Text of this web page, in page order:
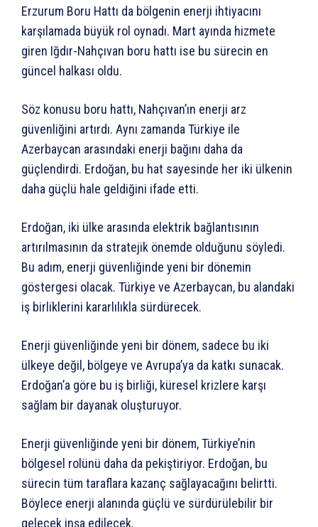
Erzurum Boru Hattı da bölgenin enerji ihtiyacını
karşılamada büyük rol oynadı. Mart ayında hizmete
giren Iğdır-Nahçıvan boru hattı ise bu sürecin en
güncel halkası oldu.
Söz konusu boru hattı, Nahçıvan’ın enerji arz
güvenliğini artırdı. Aynı zamanda Türkiye ile
Azerbaycan arasındaki enerji bağını daha da
güçlendirdi. Erdoğan, bu hat sayesinde her iki ülkenin
daha güçlü hale geldiğini ifade etti.
Erdoğan, iki ülke arasında elektrik bağlantısının
artırılmasının da stratejik önemde olduğunu söyledi.
Bu adım, enerji güvenliğinde yeni bir dönemin
göstergesi olacak. Türkiye ve Azerbaycan, bu alandaki
iş birliklerini kararlılıkla sürdürecek.
Enerji güvenliğinde yeni bir dönem, sadece bu iki
ülkeye değil, bölgeye ve Avrupa’ya da katkı sunacak.
Erdoğan’a göre bu iş birliği, küresel krizlere karşı
sağlam bir dayanak oluşturuyor.
Enerji güvenliğinde yeni bir dönem, Türkiye’nin
bölgesel rolünü daha da pekiştiriyor. Erdoğan, bu
sürecin tüm taraflara kazanç sağlayacağını belirtti.
Böylece enerji alanında güçlü ve sürdürülebilir bir
gelecek inşa edilecek.